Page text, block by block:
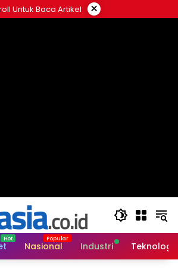
Untuk Baca Artikel ×
Nasional Industri Teknologi